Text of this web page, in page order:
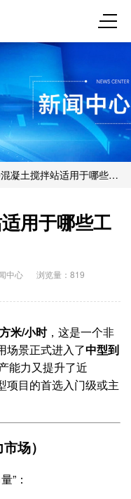
凝土搅拌站适用于哪些工
用于哪些工
中心 浏览量：819
米/小时，这是一个非
场景正式进入了中型到
能力又提升了近
项目的首选入门级或主
场）
”：